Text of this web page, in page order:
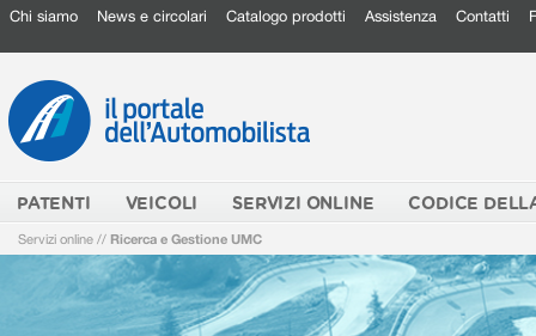
Chi siamo News e circolari Catalogo prodotti Assistenza Contatti
PATENTI VEICOLI SERVIZI ONLINE CODICE
Servizi online // Ricerca e Gestione UMC